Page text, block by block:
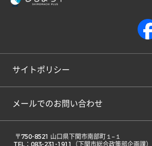
サイトポリシー
メールでのお問い合わせ